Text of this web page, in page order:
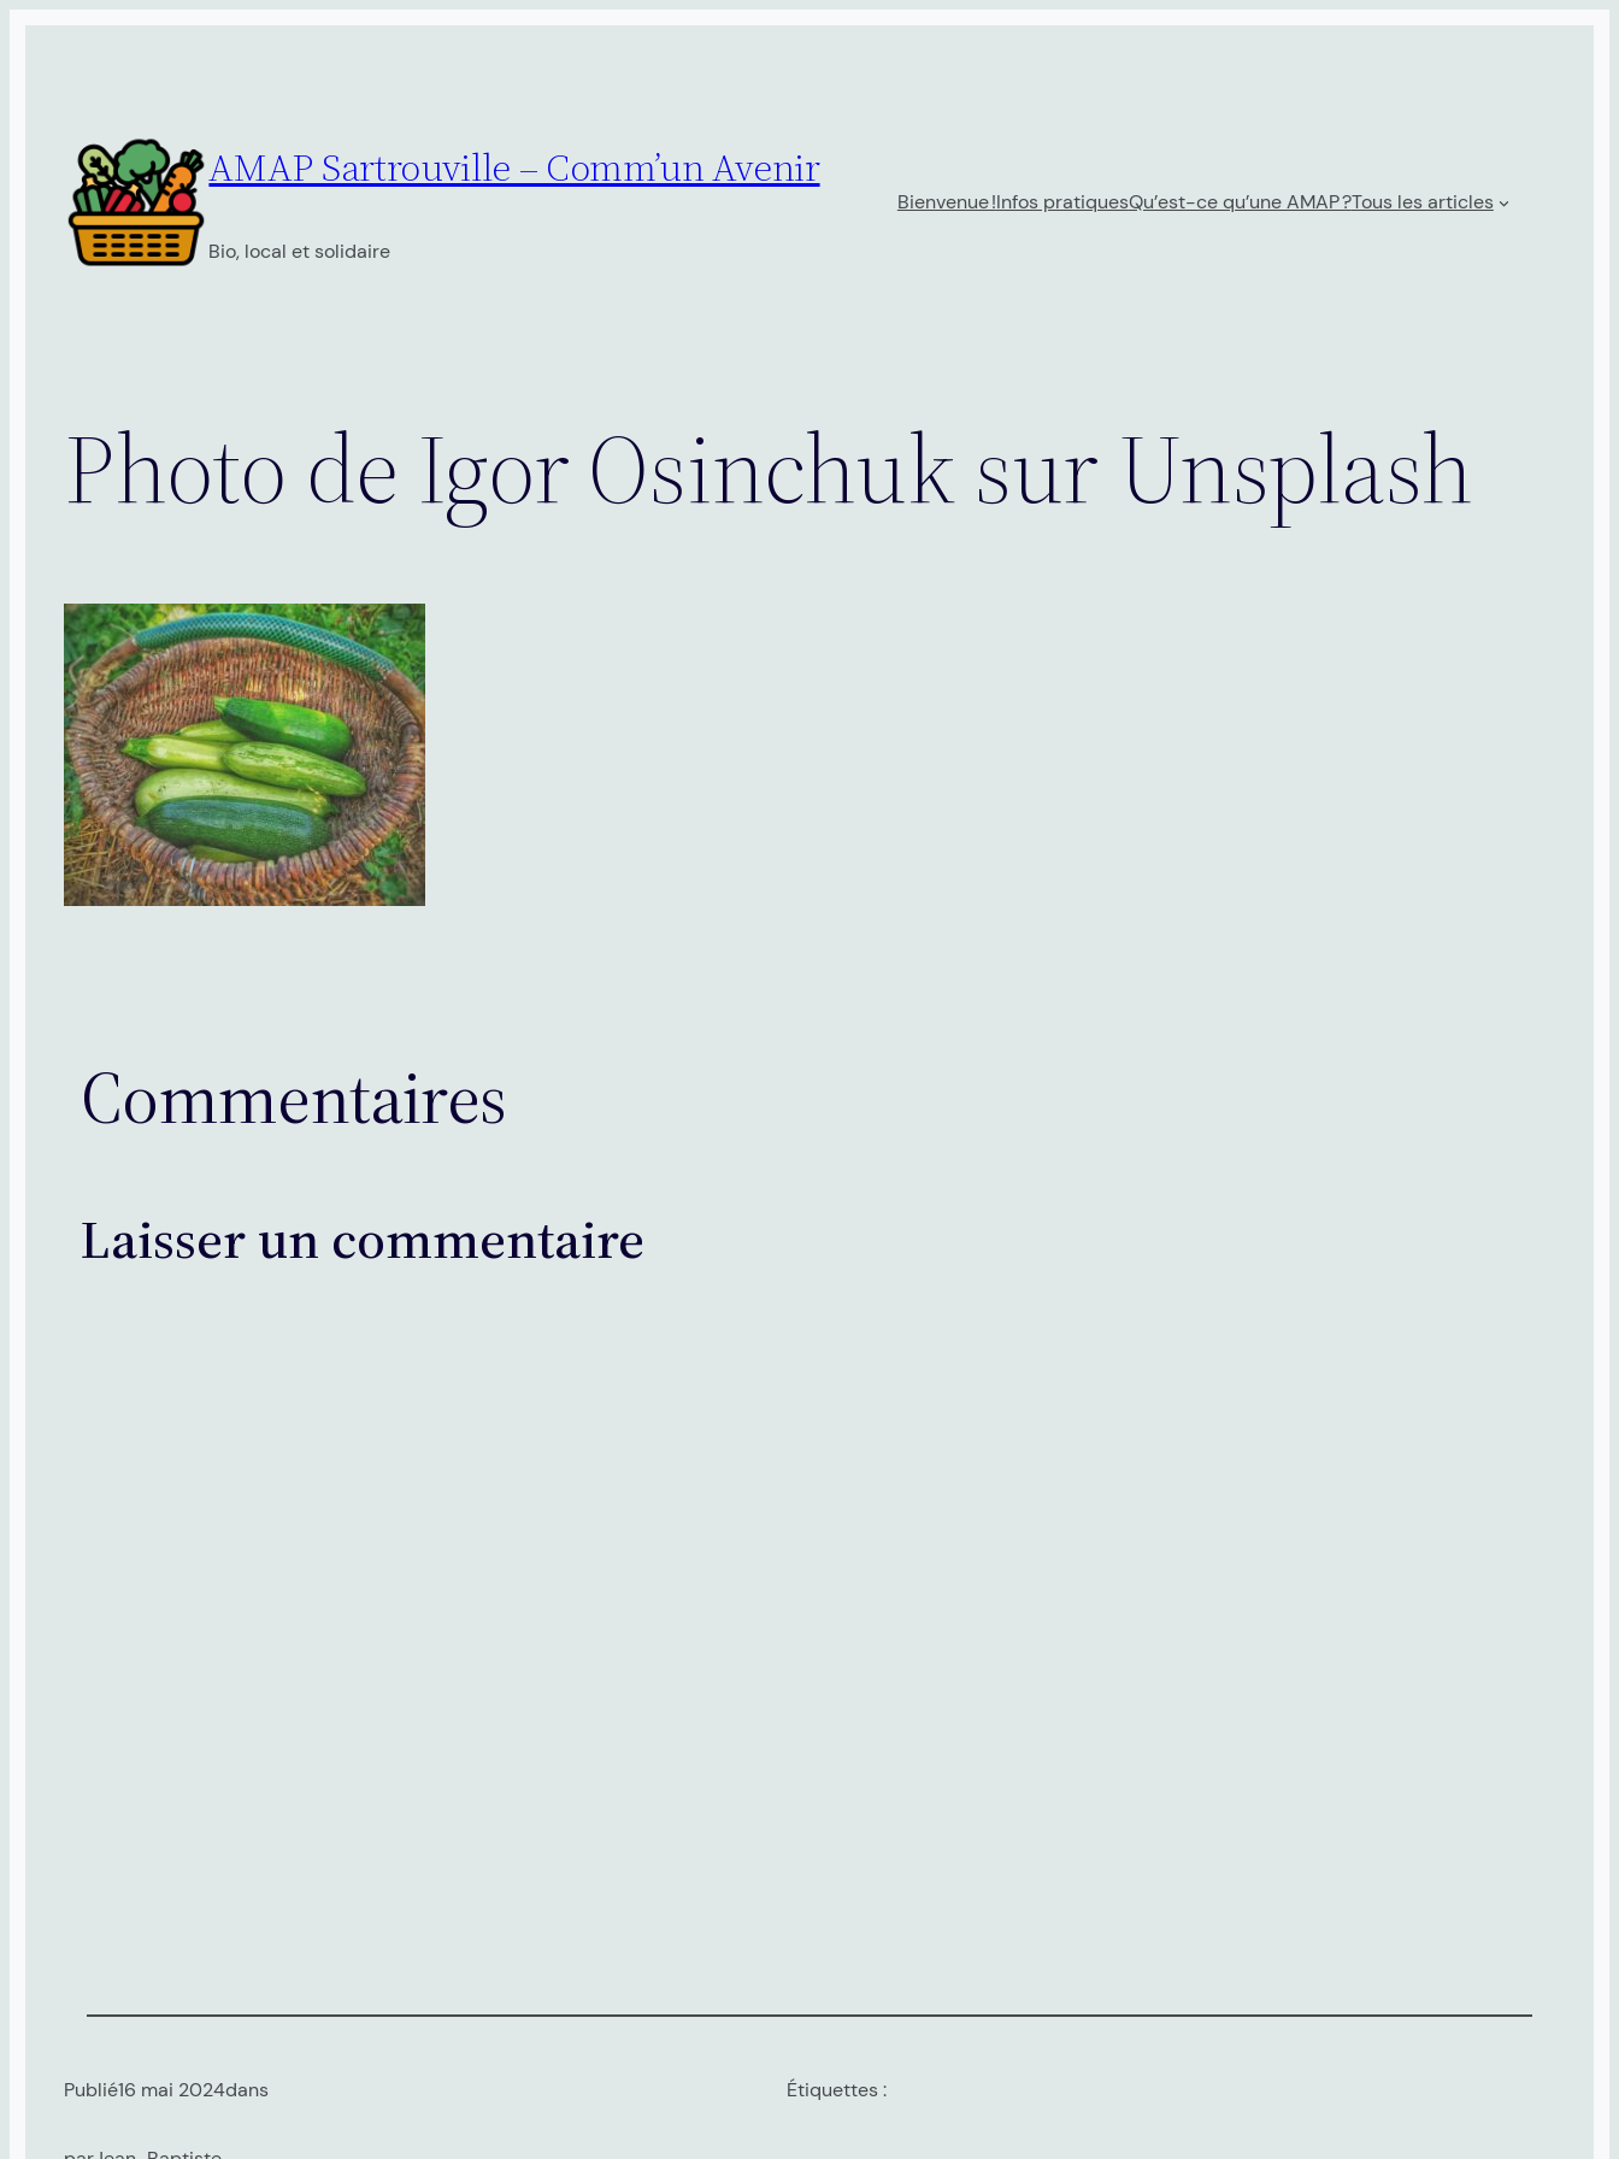
AMAP Sartrouville – Comm’un Avenir
Bio, local et solidaire
Bienvenue !Infos pratiquesQu’est-ce qu’une AMAP ?Tous les articles
Photo de Igor Osinchuk sur Unsplash
Commentaires
Laisser un commentaire
Publié16 mai 2024dans Étiquettes :